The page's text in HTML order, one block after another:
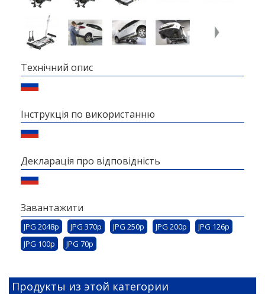
Технічний опис
Інструкція по використанню
Декларація про відповідність
Завантажити
JPG 2048p JPG 370p JPG 250p JPG 200p
JPG 126p
JPG 100p
JPG 70p
Продукты из этой категории